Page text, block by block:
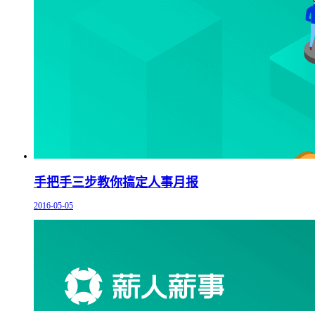
手把手三步教你搞定人事月报
2016-05-05